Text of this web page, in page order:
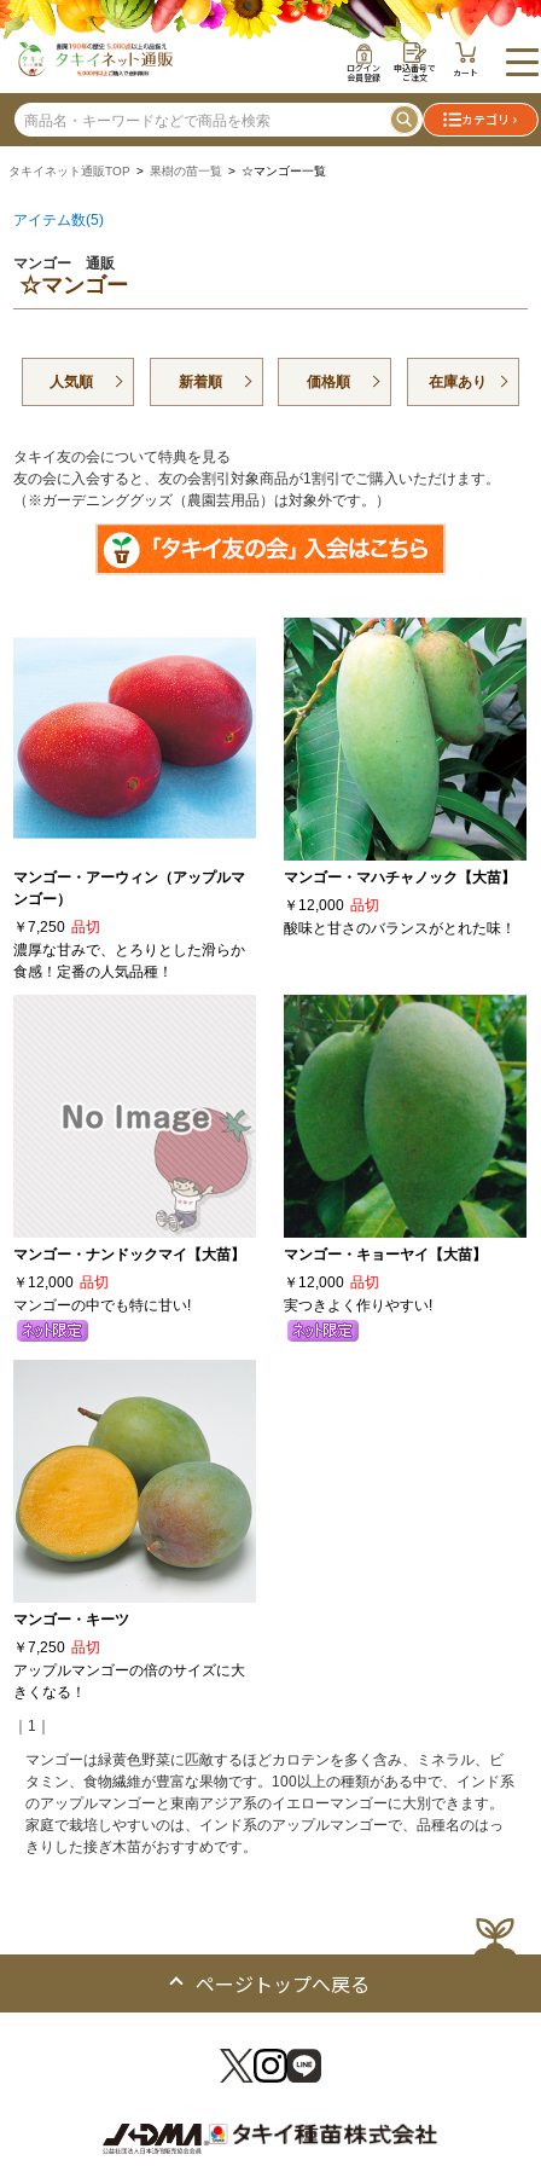
ログイン
会員登録
申込番号で
ご注文 カート
カテゴリ
タキイネット通販TOP > 果樹の苗一覧 > ☆マンゴー一覧
アイテム数(5)
マンゴー 通販
☆マンゴー
人気順 新着順 価格順 在庫あり
タキイ友の会について特典を見る
友の会に入会すると、友の会割引対象商品が1割引でご購入いただけます。
（※ガーデニンググッズ（農園芸用品）は対象外です。）
マンゴー・アーウィン（アップルマ
ンゴー）
￥7,250 品切
濃厚な甘みで、とろりとした滑らか
食感！定番の人気品種！
マンゴー・マハチャノック【大苗】
￥12,000 品切
酸味と甘さのバランスがとれた味！
マンゴー・ナンドックマイ【大苗】
￥12,000 品切
マンゴーの中でも特に甘い!
マンゴー・キョーヤイ【大苗】
￥12,000 品切
実つきよく作りやすい!
マンゴー・キーツ
￥7,250 品切
アップルマンゴーの倍のサイズに大
きくなる！
｜1｜
マンゴーは緑黄色野菜に匹敵するほどカロテンを多く含み、ミネラル、ビ
タミン、食物繊維が豊富な果物です。100以上の種類がある中で、インド系
のアップルマンゴーと東南アジア系のイエローマンゴーに大別できます。
家庭で栽培しやすいのは、インド系のアップルマンゴーで、品種名のはっ
きりした接ぎ木苗がおすすめです。
ページトップへ戻る